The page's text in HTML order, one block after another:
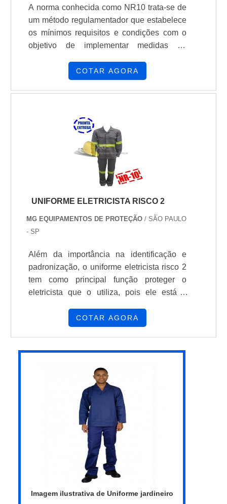
A norma conhecida como NR10 trata-se de
um método regulamentador que estabelece
os mínimos requisitos e condições com o
objetivo de implementar medidas de
forma, é possível garantir a segurança e a
interagindo de forma direta ou indireta com
trabalhos envolvendo instalações elétricas,
quando as medidas de proteção coletiva
COTAR AGORA
UNIFORME ELETRICISTA RISCO 2
MG EQUIPAMENTOS DE PROTEÇÃO/ SÃO PAULO
- SP
Além da importância na identificação e
padronização, o uniforme eletricista risco 2
tem como principal função proteger o
eletricista que o utiliza, pois ele está o
seu trabalho, e o produto irá evitar que a
2 É fundamental que o produto siga as
normas de regulamentação da NR 10, já
que ele é responsável por prote...
COTAR AGORA
Imagem ilustrativa de Uniforme jardineiro